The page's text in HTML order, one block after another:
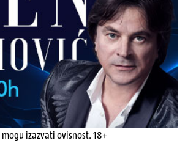
mogu izazvati ovisnost. 18+